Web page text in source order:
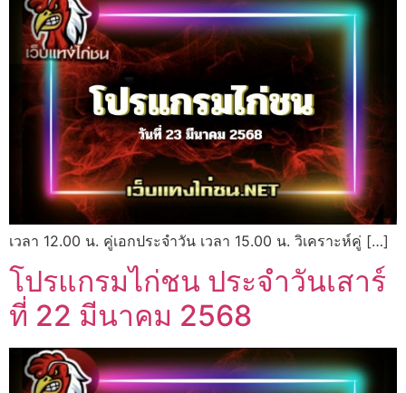
เวลา 12.00 น. คู่เอกประจำวัน เวลา 15.00 น. วิเคราะห์คู่ […]
โปรแกรมไก่ชน ประจำวันเสาร์
ที่ 22 มีนาคม 2568